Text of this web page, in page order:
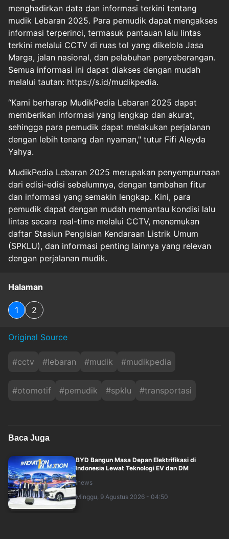
menghadirkan data dan informasi terkini tentang
mudik Lebaran 2025. Para pemudik dapat mengakses
informasi terperinci, termasuk pantauan lalu lintas
terkini melalui CCTV di ruas tol yang dikelola Jasa
Marga, jalan nasional, dan pelabuhan penyeberangan.
Semua informasi ini dapat diakses dengan mudah
melalui tautan: https://s.id/mudikpedia.
“Kami berharap MudikPedia Lebaran 2025 dapat
memberikan informasi yang lengkap dan akurat,
sehingga para pemudik dapat melakukan perjalanan
dengan lebih tenang dan nyaman," tutur Fifi Aleyda
Yahya.
MudikPedia Lebaran 2025 merupakan penyempurnaan
dari edisi-edisi sebelumnya, dengan tambahan fitur
dan informasi yang semakin lengkap. Kini, para
pemudik dapat dengan mudah memantau kondisi lalu
lintas secara real-time melalui CCTV, menemukan
daftar Stasiun Pengisian Kendaraan Listrik Umum
(SPKLU), dan informasi penting lainnya yang relevan
dengan perjalanan mudik.
Halaman
1 2
Original Source
#cctv #lebaran #mudik #mudikpedia
#otomotif #pemudik #spklu #transportasi
Baca Juga
BYD Bangun Masa Depan Elektrifikasi di
Indonesia Lewat Teknologi EV dan DM
inews
Minggu, 9 Agustus 2026 - 04:50